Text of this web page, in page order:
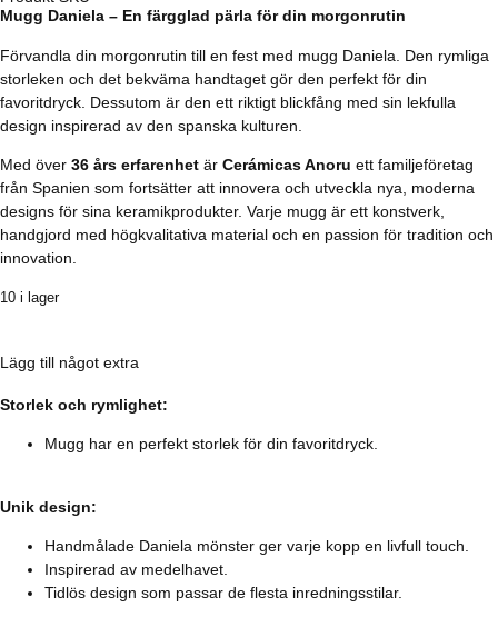
Mugg Daniela – En färgglad pärla för din morgonrutin
Förvandla din morgonrutin till en fest med mugg Daniela. Den rymliga
storleken och det bekväma handtaget gör den perfekt för din
favoritdryck. Dessutom är den ett riktigt blickfång med sin lekfulla
design inspirerad av den spanska kulturen.
Med över 36 års erfarenhet är Cerámicas Anoru ett familjeföretag
från Spanien som fortsätter att innovera och utveckla nya, moderna
designs för sina keramikprodukter. Varje mugg är ett konstverk,
handgjord med högkvalitativa material och en passion för tradition och
innovation.
10 i lager
Lägg till något extra
Storlek och rymlighet:
Mugg har en perfekt storlek för din favoritdryck.
Unik design:
Handmålade Daniela mönster ger varje kopp en livfull touch.
Inspirerad av medelhavet.
Tidlös design som passar de flesta inredningsstilar.